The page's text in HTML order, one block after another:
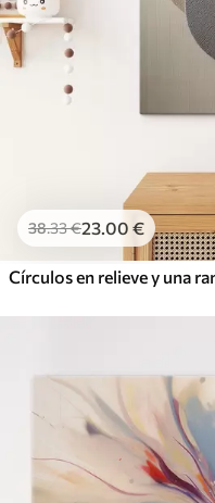
38.33€23.00 €